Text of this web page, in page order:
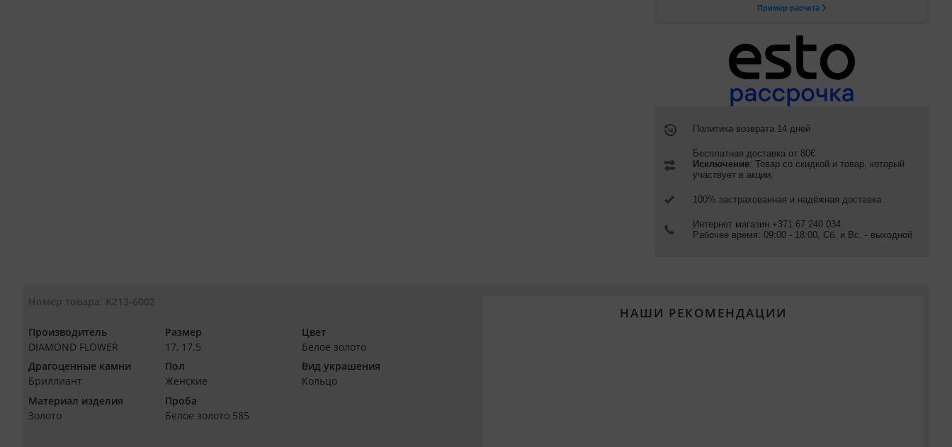
Политика возврата 14 дней
Бесплатная доставка от 80€
Исключение: Товар со скидкой и товар, который
участвует в акции.
100% застрахованная и надёжная доставка
Интернет магазин +371 67 240 034
Рабочее время: 09:00 - 18:00, Сб. и Вс. - выходной
Номер товара: K213-6002
Производитель
DIAMOND FLOWER
Размер
17, 17.5
Цвет
Белое золото
Драгоценные камни
Бриллиант
Пол
Женские
Вид украшения
Кольцо
Материал изделия
Золото
Проба
Белое золото 585
НАШИ РЕКОМЕНДАЦИИ